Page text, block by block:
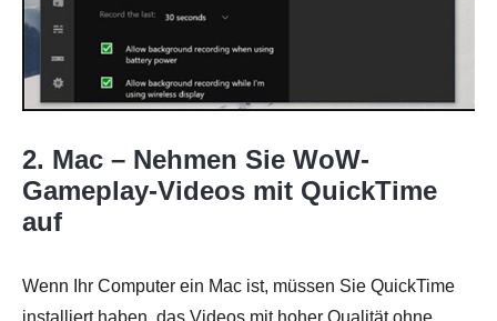
2. Mac – Nehmen Sie WoW-
Gameplay-Videos mit QuickTime
auf
Wenn Ihr Computer ein Mac ist, müssen Sie QuickTime